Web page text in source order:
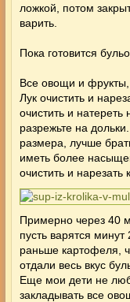
ложкой, потом
варить.
Пока готовится
Все овощи и
Лук очистить и
очистить и
разрежьте на
размера, лучше
иметь более
очистить и нарезать
Примерно через 40
пусть варятся
раньше картофеля,
отдали весь вкус
Еще мои дети не
закладывать все